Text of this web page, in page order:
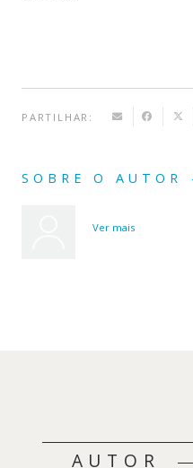
PARTILHAR:
SOBRE O AUTOR
Ver mais
AUTOR